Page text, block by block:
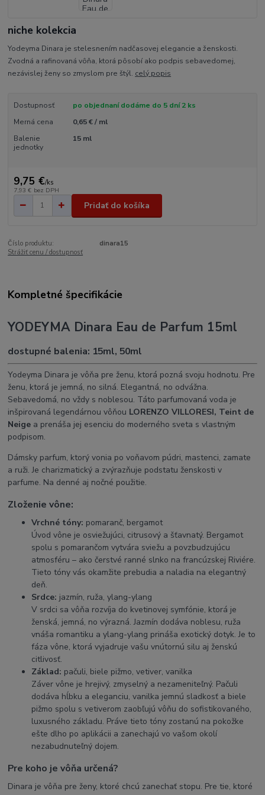
niche kolekcia
Yodeyma Dinara je stelesnením nadčasovej elegancie a ženskosti.
Zvodná a rafinovaná vôňa, ktorá pôsobí ako podpis sebavedomej,
nezávislej ženy so zmyslom pre štýl. celý popis
Dostupnosť
po objednaní dodáme do 5 dní 2 ks
Merná cena
0,65 € / ml
Balenie
jednotky
15 ml
9,75 €/ks
7,93 € bez DPH
Pridať do košíka
Číslo produktu:
dinara15
Strážiť cenu / dostupnosť
Kompletné špecifikácie
YODEYMA Dinara Eau de Parfum 15ml
dostupné balenia: 15ml, 50ml
Yodeyma Dinara je vôňa pre ženu, ktorá pozná svoju hodnotu. Pre
ženu, ktorá je jemná, no silná. Elegantná, no odvážna.
Sebavedomá, no vždy s noblesou. Táto parfumovaná voda je
inšpirovaná legendárnou vôňou LORENZO VILLORESI, Teint de
Neige a prenáša jej esenciu do moderného sveta s vlastným
podpisom.
Dámsky parfum, ktorý vonia po voňavom púdri, mastenci, zamate
a ruži. Je charizmatický a zvýrazňuje podstatu ženskosti v
parfume. Na denné aj nočné použitie.
Zloženie vône:
Vrchné tóny: pomaranč, bergamot
Úvod vône je osviežujúci, citrusový a šťavnatý. Bergamot
spolu s pomarančom vytvára sviežu a povzbudzujúcu
atmosféru – ako čerstvé ranné slnko na francúzskej Riviére.
Tieto tóny vás okamžite prebudia a naladia na elegantný
deň.
Srdce: jazmín, ruža, ylang-ylang
V srdci sa vôňa rozvíja do kvetinovej symfónie, ktorá je
ženská, jemná, no výrazná. Jazmín dodáva noblesu, ruža
vnáša romantiku a ylang-ylang prináša exotický dotyk. Je to
fáza vône, ktorá vyjadruje vašu vnútornú silu aj ženskú
citlivosť.
Základ: pačuli, biele pižmo, vetiver, vanilka
Záver vône je hrejivý, zmyselný a nezameniteľný. Pačuli
dodáva hĺbku a eleganciu, vanilka jemnú sladkosť a biele
pižmo spolu s vetiverom zaobľujú vôňu do sofistikovaného,
luxusného základu. Práve tieto tóny zostanú na pokožke
ešte dlho po aplikácii a zanechajú vo vašom okolí
nezabudnuteľný dojem.
Pre koho je vôňa určená?
Dinara je vôňa pre ženy, ktoré chcú zanechať stopu. Pre tie, ktoré